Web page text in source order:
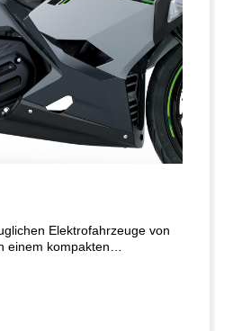
Elektrofahrzeuge von
einem kompakten
unteren Drehzahlbereich
Leistungsstufen tragen